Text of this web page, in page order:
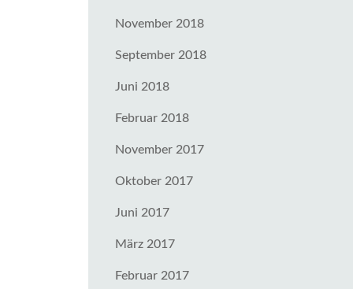
November 2018
September 2018
Juni 2018
Februar 2018
November 2017
Oktober 2017
Juni 2017
März 2017
Februar 2017